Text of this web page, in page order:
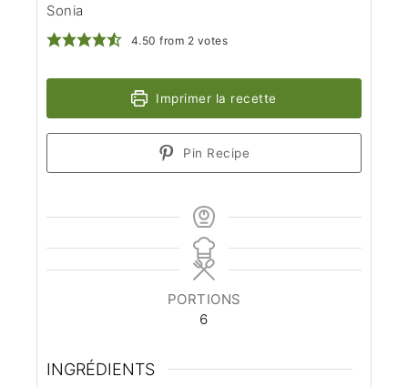
Sonia
4.50 from 2 votes
Imprimer la recette
Pin Recipe
PORTIONS
6
INGRÉDIENTS